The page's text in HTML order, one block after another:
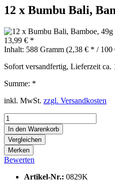
12 x Bumbu Bali,
13,99 € *
Inhalt: 588 Gramm (2,38 € * / 100
Sofort versandfertig, Lieferzeit ca.
Summe: *
inkl. MwSt. zzgl. Versandkosten
In den Warenkorb
Vergleichen
Merken
Bewerten
Artikel-Nr.: 0829K